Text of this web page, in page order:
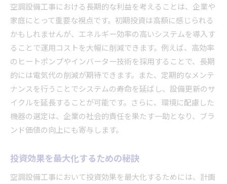
空調設備工事における長期的な利益を考えることは、企業や
家庭にとって重要な視点です。初期投資は高額に感じられる
かもしれませんが、エネルギー効率の高いシステムを導入す
ることで運用コストを大幅に削減できます。例えば、高効率
のヒートポンプやインバーター技術を採用することで、長期
的には電気代の削減が期待できます。また、定期的なメンテ
ナンスを行うことでシステムの寿命を延ばし、設備更新のサ
イクルを延長することが可能です。さらに、環境に配慮した
機器の選定は、企業の社会的責任を果たす一助となり、ブラ
ンド価値の向上にも寄与します。
投資効果を最大化するための秘訣
空調設備工事において投資効果を最大化するためには、計画